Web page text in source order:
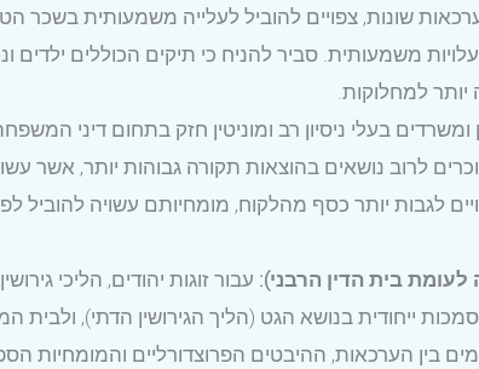
שונות, צפויים להוביל לעלייה משמעותית בשכר
משמעותית. סביר להניח כי תיקים הכוללים ילדים
יותר למחלוקות.
ומשרדים בעלי ניסיון רב ומוניטין חזק בתחום דיני
לרוב נושאים בהוצאות תקורה גבוהות יותר, אשר
לגבות יותר כסף מהלקוח, מומחיותם עשויה להוביל
בית הדין הרבני): עבור זוגות יהודים, הליכי
ייחודית בנושא הגט (הליך הגירושין הדתי),
בין הערכאות, ההיבטים הפרוצדורליים והמומחיות